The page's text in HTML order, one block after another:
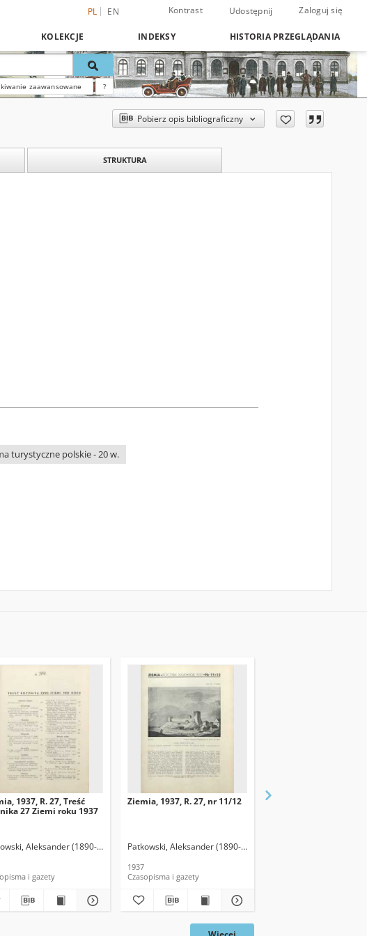
PL EN Kontrast Udostępnij Zaloguj się
KOLEKCJE INDEKSY HISTORIA PRZEGLĄDANIA
zaawansowane ?
Pobierz opis bibliograficzny
STRUKTURA
turystyczne polskie - 20 w.
1937, R. 27, Treść
27 Ziemi roku 1937
Aleksander (1890-1942). Red.
i gazety
Ziemia, 1937, R. 27, nr 11/12
Patkowski, Aleksander (1890-1942). Red.
1937
Czasopisma i gazety